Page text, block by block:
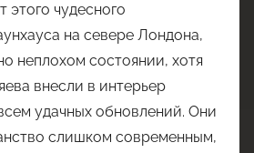
этого чудесного
на севере Лондона,
неплохом состоянии, хотя
внесли в интерьер
удачных обновлений. Они
слишком современным,